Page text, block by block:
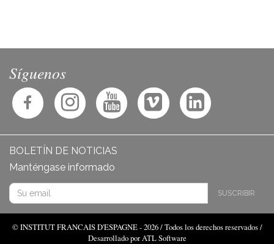
Síguenos
BOLETÍN DE NOTICIAS
Manténgase informado
SUSCRIBIR
© INSTITUT FRANCAIS D'ESPAGNE - 2026 / Todos los derechos reservados /
Desarrollado por ATL Software